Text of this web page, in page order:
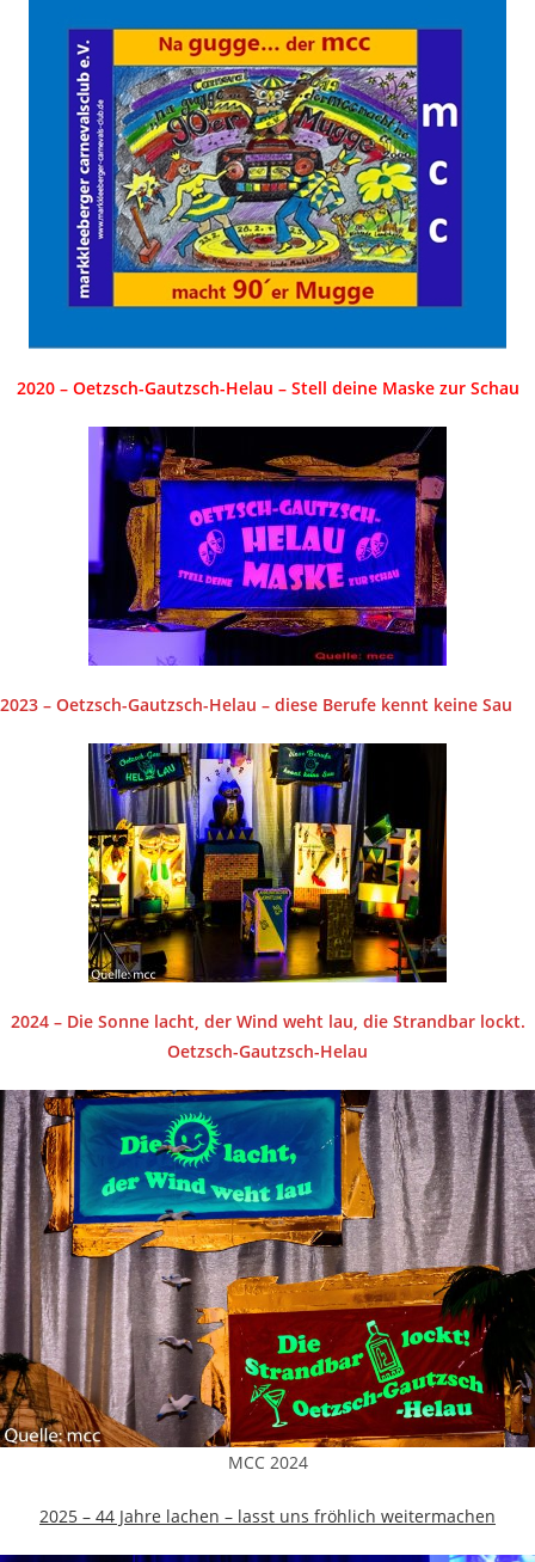
2020 – Oetzsch-Gautzsch-Helau – Stell deine Maske zur Schau
2023 – Oetzsch-Gautzsch-Helau – diese Berufe kennt keine Sau
2024 – Die Sonne lacht, der Wind weht lau, die Strandbar lockt.
Oetzsch-Gautzsch-Helau
MCC 2024
2025 – 44 Jahre lachen – lasst uns fröhlich weitermachen